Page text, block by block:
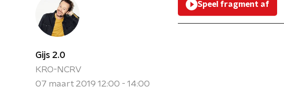
Gijs 2.0
KRO-NCRV
07 maart 2019 12:00 - 14:00
Speel fragment af